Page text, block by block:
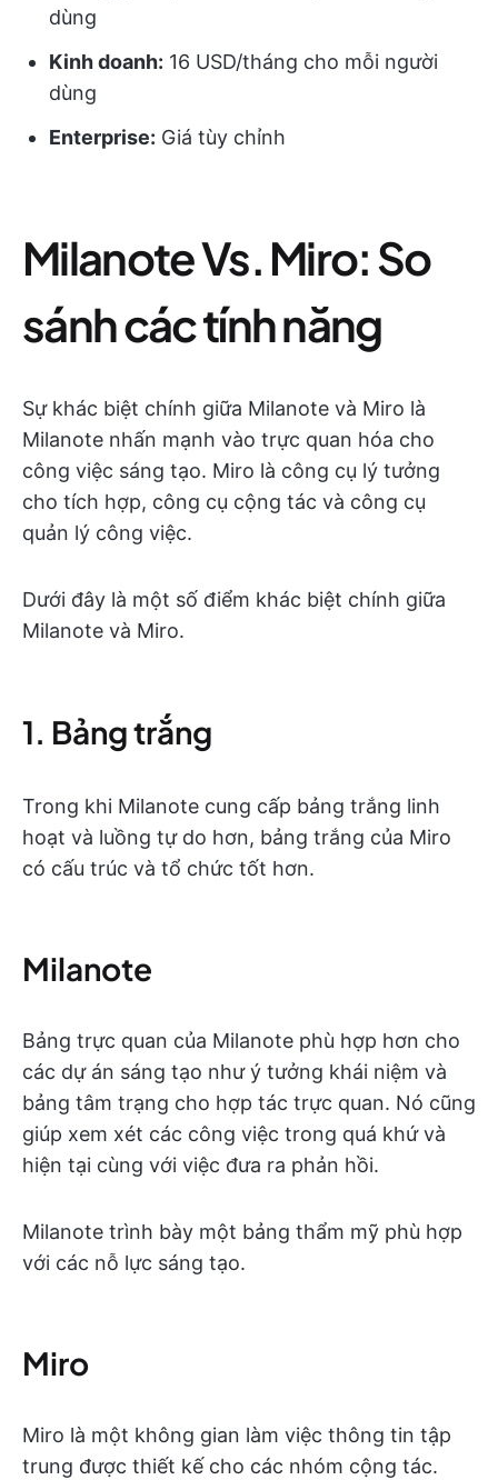
dùng
Kinh doanh: 16 USD/tháng cho mỗi người
dùng
Enterprise: Giá tùy chỉnh
Milanote Vs. Miro: So
sánh các tính năng
Sự khác biệt chính giữa Milanote và Miro là
Milanote nhấn mạnh vào trực quan hóa cho
công việc sáng tạo. Miro là công cụ lý tưởng
cho tích hợp, công cụ cộng tác và công cụ
quản lý công việc.
Dưới đây là một số điểm khác biệt chính giữa
Milanote và Miro.
1. Bảng trắng
Trong khi Milanote cung cấp bảng trắng linh
hoạt và luồng tự do hơn, bảng trắng của Miro
có cấu trúc và tổ chức tốt hơn.
Milanote
Bảng trực quan của Milanote phù hợp hơn cho
các dự án sáng tạo như ý tưởng khái niệm và
bảng tâm trạng cho hợp tác trực quan. Nó cũng
giúp xem xét các công việc trong quá khứ và
hiện tại cùng với việc đưa ra phản hồi.
Milanote trình bày một bảng thẩm mỹ phù hợp
với các nỗ lực sáng tạo.
Miro
Miro là một không gian làm việc thông tin tập
trung được thiết kế cho các nhóm cộng tác.